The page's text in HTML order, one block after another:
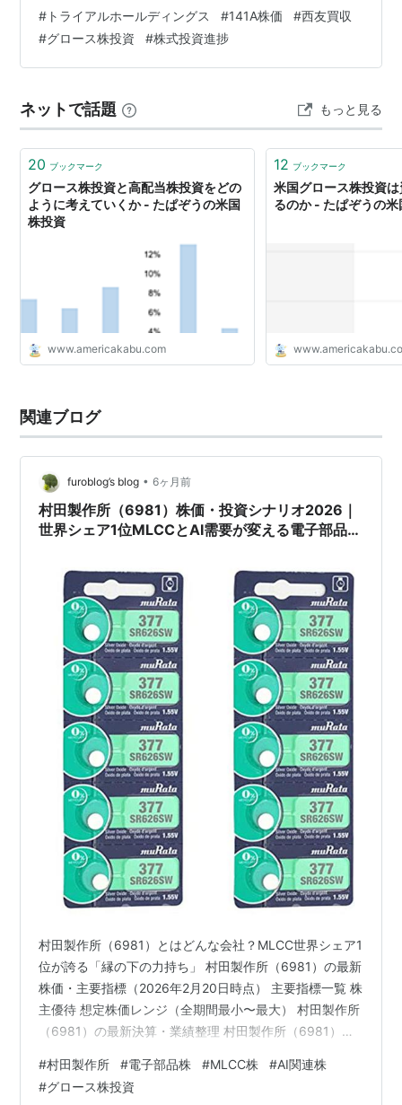
ブログに「トライアルホールディングスに将来性を感じ
る」という記事を書きました。あの時点で5株しか持って
おらず、「20万円くらいまで買い集めたい」と書いたの
で積み上げることができました。 ↓前回の記事
money.vodf…
# トライアルホールディングス #141A株価 #西友買収
#グロース株投資 #株式投資進捗
ネットで話題 もっと見る
20 ブックマーク
グロース株投資と高配当株投資をどの
ように考えていくか - たぱぞうの米国
株投資
www.americakabu.com
12 ブックマーク
米国グロース株投資
るのか - たぱぞうの
関連ブログ
furoblog’s blog • 6ヶ月前
村田製作所（6981）株価・投資シナリオ2026｜
世界シェア1位MLCCとAI需要が変える電子部品株
村田製作所（6981）とはどんな会社？MLCC世界シェア1
位が誇る「縁の下の力持ち」 村田製作所（6981）の最新
株価・主要指標（2026年2月20日時点） 主要指標一覧 株
主優待 想定株価レンジ（全期間最小〜最大） 村田製作所
（6981）の最新決算・業績整理 村田製作所（6981）と
社リスト（時価総額順） 村田製作所（6981）の投資シナ
リオ 短期シナリオ（〜3ヶ月程度） 中期シナリオ（6ヶ
#村田製作所 #電子部品株 #MLCC株 #AI関連株
#グロース株投資